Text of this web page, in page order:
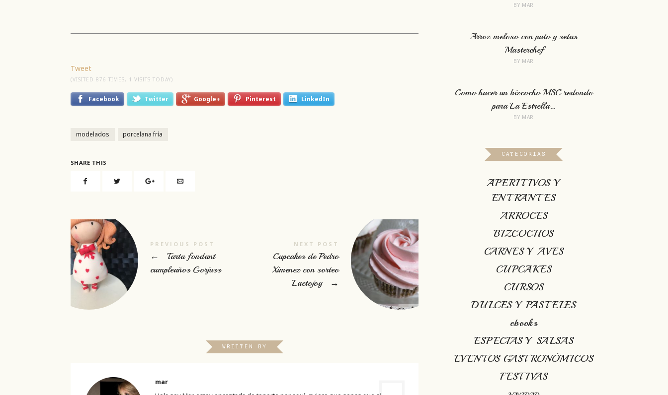
Tweet
(VISITED 876 TIMES, 1 VISITS TODAY)
Facebook Twitter Google+ Pinterest LinkedIn
modelados porcelana fría
SHARE THIS
PREVIOUS POST
←
Tarta fondant
cumpleaños Gorjuss
NEXT POST
Cupcakes de Pedro
Ximenez con sorteo
Lactojoy
→
WRITTEN BY
mar
BY MAR
Arroz meloso con pato y setas
Masterchef
BY MAR
Como hacer un bizcocho MSC redondo
para La Estrella…
BY MAR
CATEGORÍAS
APERITIVOS Y
ENTRANTES
ARROCES
BIZCOCHOS
CARNES Y AVES
CUPCAKES
CURSOS
DULCES Y PASTELES
ebooks
ESPECIAS Y SALSAS
EVENTOS GASTRONÓMICOS
FESTIVAS